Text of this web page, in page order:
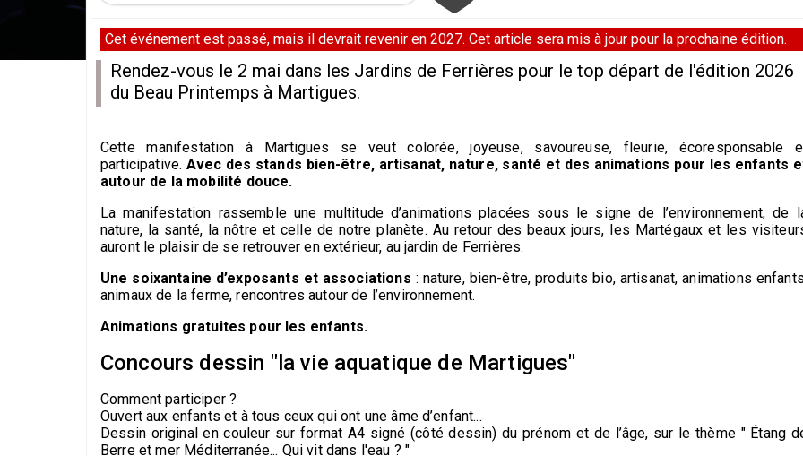
Cet événement est passé, mais il devrait revenir en 2027. Cet article sera mis à jour pour la prochaine édition.
Rendez-vous le 2 mai dans les Jardins de Ferrières pour le top départ de l'édition 2026
du Beau Printemps à Martigues.
Cette manifestation à Martigues se veut colorée, joyeuse, savoureuse, fleurie, écoresponsable
participative. Avec des stands bien-être, artisanat, nature, santé et des animations pour les enfants
autour de la mobilité douce.
La manifestation rassemble une multitude d’animations placées sous le signe de l’environnement, de
nature, la santé, la nôtre et celle de notre planète. Au retour des beaux jours, les Martégaux et les
auront le plaisir de se retrouver en extérieur, au jardin de Ferrières.
Une soixantaine d’exposants et associations : nature, bien-être, produits bio, artisanat, animations
animaux de la ferme, rencontres autour de l’environnement.
Animations gratuites pour les enfants.
Concours dessin "la vie aquatique de Martigues"
Comment participer ?
Ouvert aux enfants et à tous ceux qui ont une âme d’enfant...
Dessin original en couleur sur format A4 signé (côté dessin) du prénom et de l’âge, sur le thème " Étang
Berre et mer Méditerranée... Qui vit dans l'eau ? "